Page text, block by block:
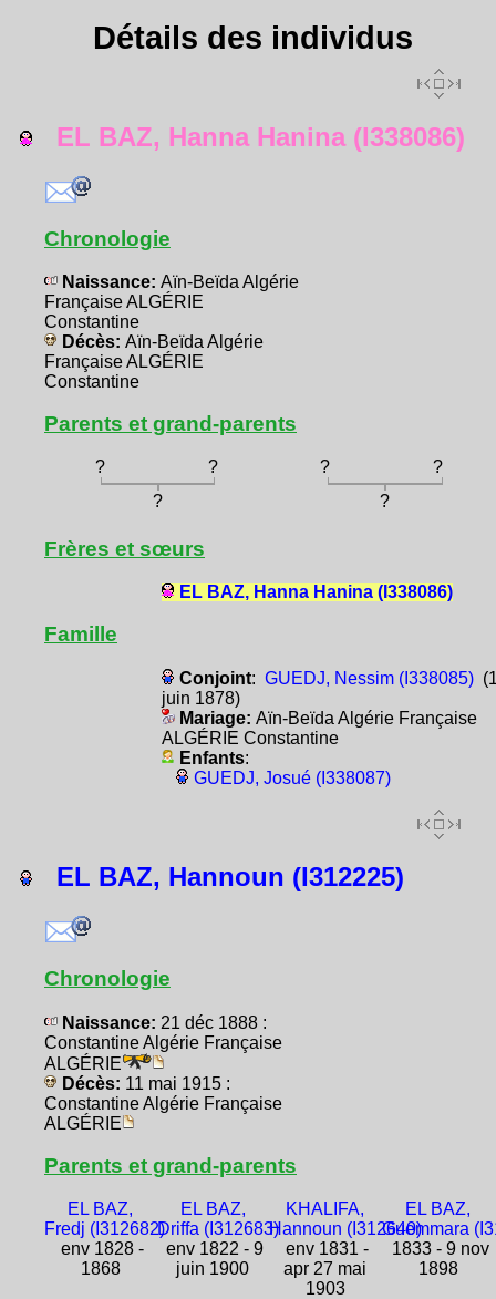
Détails des individus
EL BAZ, Hanna Hanina (I338086)
Chronologie
Naissance: Aïn-Beïda Algérie
Française ALGÉRIE
Constantine
Décès: Aïn-Beïda Algérie
Française ALGÉRIE
Constantine
Parents et grand-parents
? ? ?
?
?
?
Frères et sœurs
EL BAZ, Hanna Hanina (I338086)
Famille
Conjoint: GUEDJ, Nessim (I338085)
juin 1878)
Mariage: Aïn-Beïda Algérie Française
ALGÉRIE Constantine
Enfants:
GUEDJ, Josué (I338087)
EL BAZ, Hannoun (I312225)
Chronologie
Naissance: 21 déc 1888 :
Constantine Algérie Française
ALGÉRIE
Décès: 11 mai 1915 :
Constantine Algérie Française
ALGÉRIE
Parents et grand-parents
EL BAZ,
Fredj (I312682)
env 1828 -
1868
EL BAZ,
Driffa (I312683)
env 1822 - 9
juin 1900
KHALIFA,
Hannoun (I312640)
env 1831 -
apr 27 mai
1903
EL BAZ,
Guemmara
1833 - 9 nov
1898